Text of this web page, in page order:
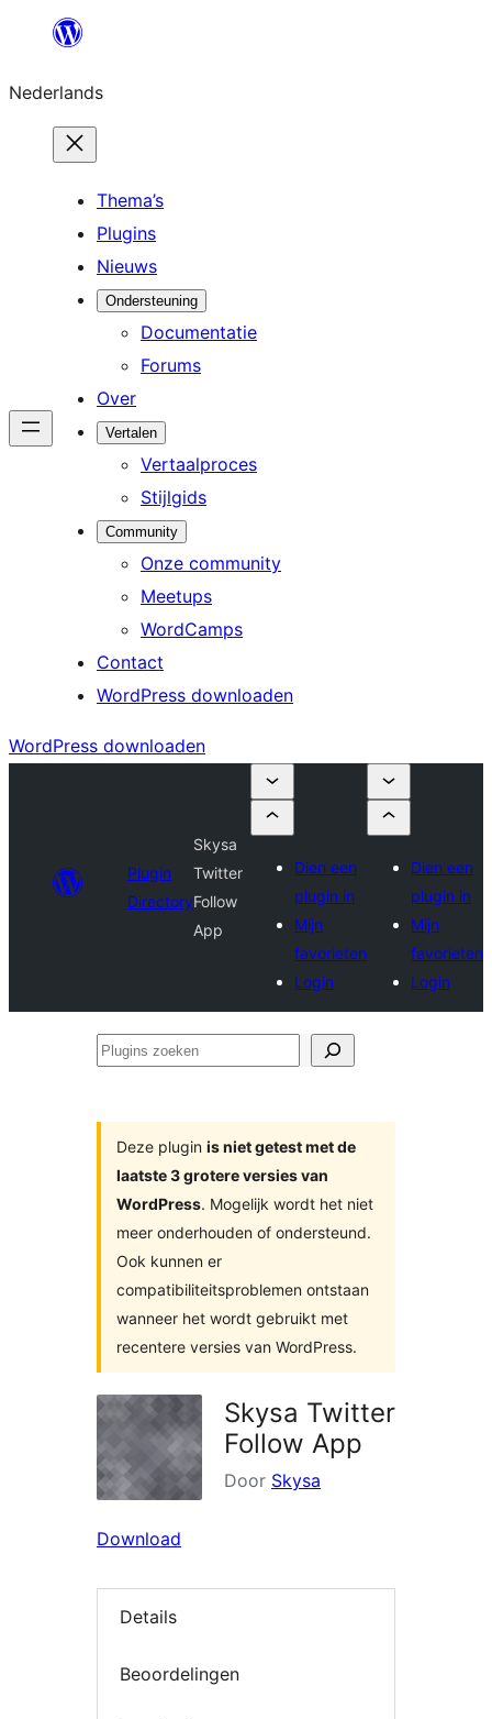
de
inhoud
Nederlands
Thema’s
Plugins
Nieuws
Ondersteuning
Documentatie
Forums
Over
Vertalen
Vertaalproces
Stijlgids
Community
Onze community
Meetups
WordCamps
Contact
WordPress downloaden
WordPress downloaden
Plugin
Directory
Skysa
Twitter
Follow
App
Dien een
plugin in
Mijn
favorieten
Login
Dien een
plugin in
Mijn
favorieten
Login
Plugins
Deze plugin is niet getest met de
laatste 3 grotere versies van
WordPress. Mogelijk wordt het niet
meer onderhouden of ondersteund.
Ook kunnen er
compatibiliteitsproblemen ontstaan
wanneer het wordt gebruikt met
recentere versies van WordPress.
Skysa Twitter
Follow App
Door Skysa
Download
Details
Beoordelingen